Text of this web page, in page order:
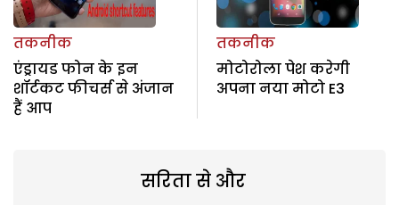
तकनीक
एंड्रायड फोन के इन
शॉर्टकट फीचर्स से अंजान
हैं आप
तकनीक
मोटोरोला पेश करेगी
अपना नया मोटो E3
सरिता से और